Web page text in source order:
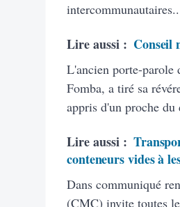
intercommunautaires..
Lire aussi : Conseil
L'ancien porte-parole
Fomba, a tiré sa
appris d'un proche du
Lire aussi :
conteneurs vides à
Dans communiqué
(CMC) invite toutes